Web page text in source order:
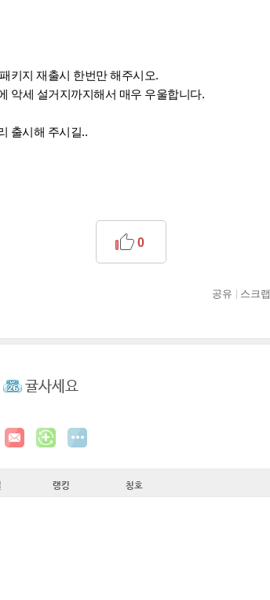
키지 재출시 한번만 해주시오.
악세 설거지까지해서 매우 우울합니다.
출시해 주시길..
0
공유 스크랩
귤사세요
랭킹 칭호